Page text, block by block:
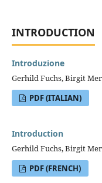
INTRODUCTION
Introduzione
Gerhild Fuchs, Birgit
PDF (ITALIAN)
Introduction
Gerhild Fuchs, Birgit
PDF (FRENCH)